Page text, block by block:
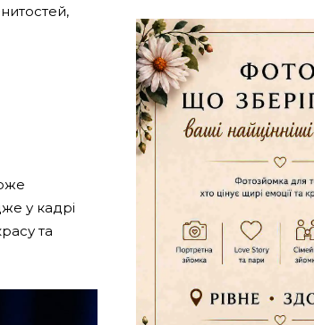
у кадрі
та